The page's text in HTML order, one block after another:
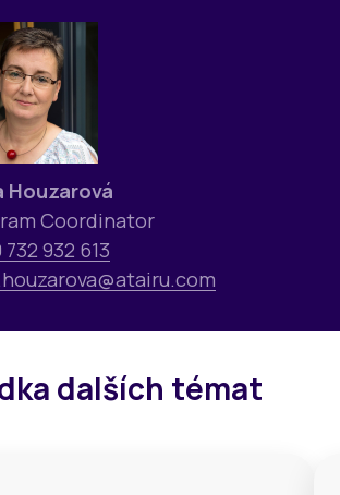
Houzarová
Coordinator
932 613
dalších témat